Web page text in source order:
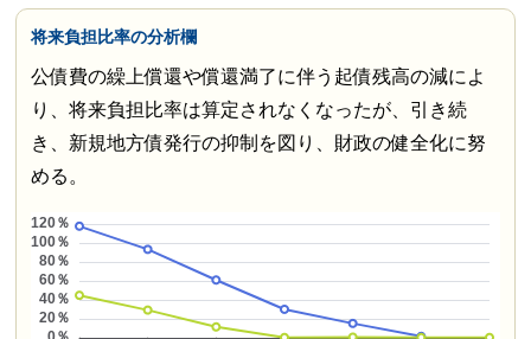
将来負担比率の分析欄
公債費の繰上償還や償還満了に伴う起債残高の減によ
り、将来負担比率は算定されなくなったが、引き続
き、新規地方債発行の抑制を図り、財政の健全化に努
める。